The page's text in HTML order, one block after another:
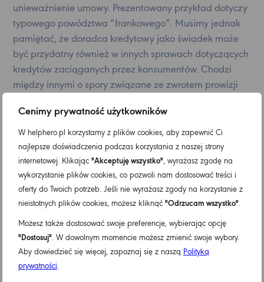
Cenimy prywatność użytkowników
W helphero.pl korzystamy z plików cookies, aby zapewnić Ci
najlepsze doświadczenia podczas korzystania z naszej strony
internetowej. Klikając "Akceptuję wszystko", wyrażasz zgodę na
wykorzystanie plików cookies, co pozwoli nam dostosować treści i
oferty do Twoich potrzeb. Jeśli nie wyrażasz zgody na korzystanie z
nieistotnych plików cookies, możesz kliknąć "Odrzucam wszystko".
Możesz także dostosować swoje preferencje, wybierając opcję
"Dostosuj". W dowolnym momencie możesz zmienić swoje wybory.
Aby dowiedzieć się więcej, zapoznaj się z naszą Polityką
prywatności.
unieważnienie umowy. Prezentowany przykład dotyczy
typowego powództwa “frankowego”. Musimy jednak
pamiętać, że doradca kredytowy jako świadek może
być przydatny również w innych sprawach dotyczących
kredytów zaciąganych przez konsumentów. Chodzi
między innymi o spory związane ze zwrotem prowizji
Deprecated: str_contains(): Passing null to parameter
#1 ($haystack) of type string is deprecated in
/home/users/helphero/public_html/helphero.pl/wp-
includes/shortcodes.phpon line246